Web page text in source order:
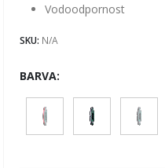
Vodoodpornost
SKU: N/A
BARVA